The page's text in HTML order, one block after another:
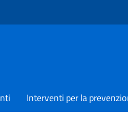
Interventi per la